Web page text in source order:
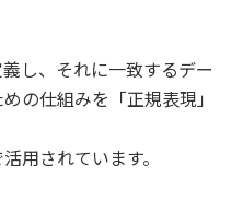
し、それに一致するデー
の仕組みを「正規表現」
用されています。